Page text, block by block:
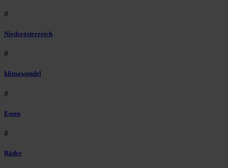
#
Niederösterreich
#
klimawandel
#
Essen
#
Räder